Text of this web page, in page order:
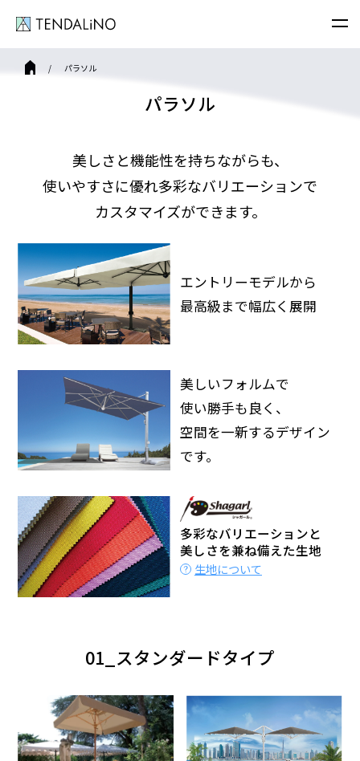
パラソル
パラソル
美しさと機能性を持ちながらも、
使いやすさに優れ多彩なバリエーションで
カスタマイズができます。
エントリーモデルから
最高級まで幅広く展開
美しいフォルムで
使い勝手も良く、
空間を一新するデザイン
です。
多彩なバリエーションと
美しさを兼ね備えた生地
生地について
01_スタンダードタイプ